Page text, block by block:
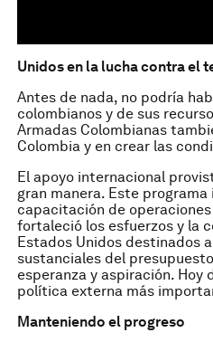
Unidos en la lucha contra el
Antes de nada, no podría
colombianos y de sus
Armadas Colombianas
Colombia y en crear las
El apoyo internacional
gran manera. Este
capacitación de
fortaleció los esfuerzos y la
Estados Unidos destinados
sustanciales del
esperanza y aspiración. Hoy
política externa más
Manteniendo el progreso